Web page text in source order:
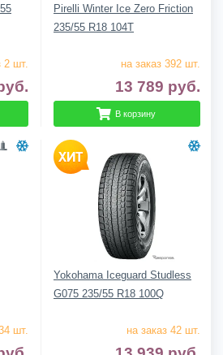
2 шт.
Pirelli Winter Ice Zero Friction
235/55 R18 104T
на заказ 392 шт.
13 789 руб.
В корзину
шт.
Yokohama Iceguard Studless
G075 235/55 R18 100Q
на заказ 42 шт.